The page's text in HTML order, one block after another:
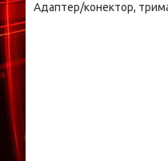
Адаптер/конектор,